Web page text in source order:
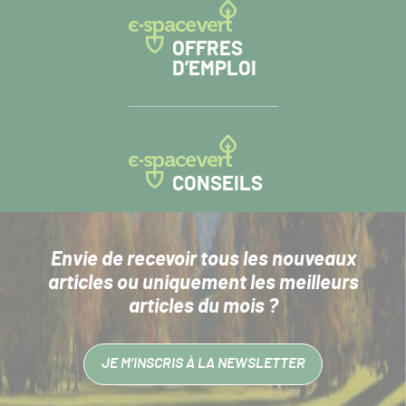
OFFRES
D’EMPLOI
CONSEILS
Envie de recevoir tous les nouveaux
articlesou uniquement les meilleurs
articles du mois ?
JE M’INSCRIS À LA NEWSLETTER